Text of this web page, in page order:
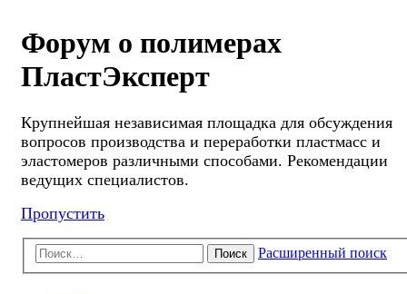
Форум о полимерах
ПластЭксперт
Крупнейшая независимая площадка для обсуждения
вопросов производства и переработки пластмасс и
эластомеров различными способами. Рекомендации
ведущих специалистов.
Пропустить
Поиск Расширенный поиск